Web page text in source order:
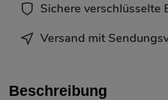
Sichere verschlüsselte
Versand mit
Beschreibung